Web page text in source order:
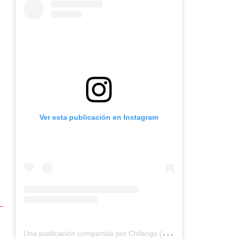
Ver esta publicación en Instagram
U
na publicación compartida por Chilango (@chilangocom)